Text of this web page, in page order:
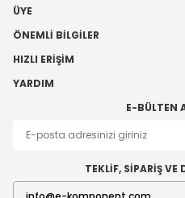
ÜYE
ÖNEMLI BILGILER
HIZLI ERIŞIM
YARDIM
E-BÜLTEN
TEKLİF, SİPARİŞ